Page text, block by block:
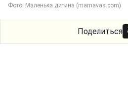
Фото: Маленька дитина (marnavas.com)
Поделиться